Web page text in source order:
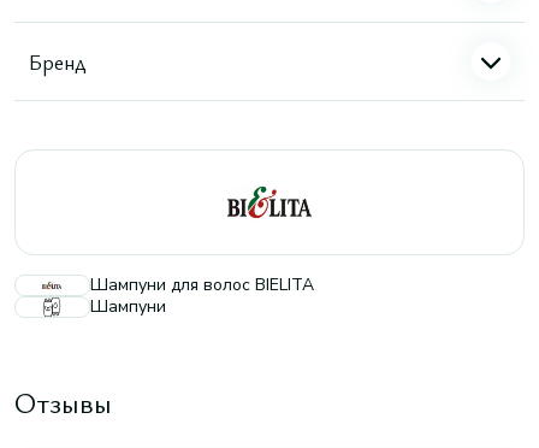
Бренд
Шампуни для волос BIELITA
Шампуни
Отзывы